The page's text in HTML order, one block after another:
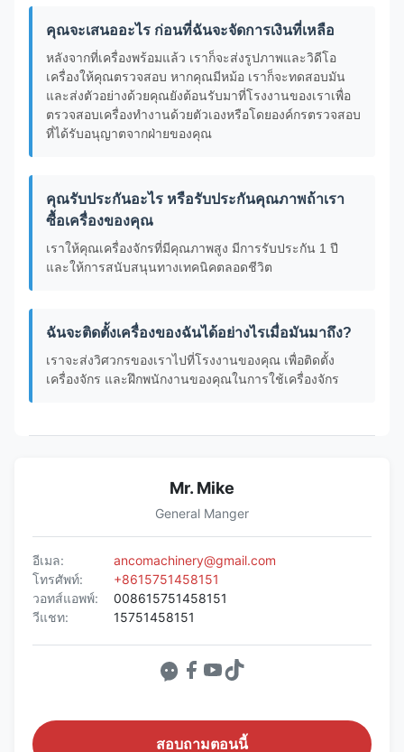
คุณจะเสนออะไร ก่อนที่ฉันจะจัดการเงินที่เหลือ
หลังจากที่เครื่องพร้อมแล้ว เราก็จะส่งรูปภาพและวิดีโอ
เครื่องให้คุณตรวจสอบ หากคุณมีหม้อ เราก็จะทดสอบมัน
และส่งตัวอย่างด้วยคุณยังต้อนรับมาที่โรงงานของเราเพื่อ
ตรวจสอบเครื่องทํางานด้วยตัวเองหรือโดยองค์กรตรวจสอบ
ที่ได้รับอนุญาตจากฝ่ายของคุณ
คุณรับประกันอะไร หรือรับประกันคุณภาพถ้าเรา
ซื้อเครื่องของคุณ
เราให้คุณเครื่องจักรที่มีคุณภาพสูง มีการรับประกัน 1 ปี
และให้การสนับสนุนทางเทคนิคตลอดชีวิต
ฉันจะติดตั้งเครื่องของฉันได้อย่างไรเมื่อมันมาถึง?
เราจะส่งวิศวกรของเราไปที่โรงงานของคุณ เพื่อติดตั้ง
เครื่องจักร และฝึกพนักงานของคุณในการใช้เครื่องจักร
Mr. Mike
General Manger
อีเมล:
ancomachinery@gmail.com
โทรศัพท์:
+8615751458151
วอทส์แอพพ์:
008615751458151
วีแชท:
15751458151
สอบถามตอนนี้